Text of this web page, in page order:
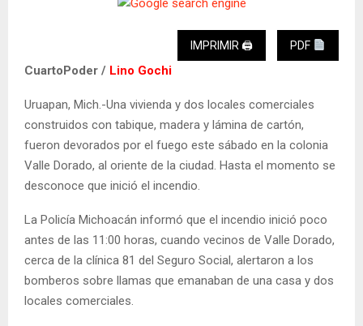
IMPRIMIR 🖨 PDF
CuartoPoder / Lino Gochi
Uruapan, Mich.-Una vivienda y dos locales comerciales
construidos con tabique, madera y lámina de cartón,
fueron devorados por el fuego este sábado en la colonia
Valle Dorado, al oriente de la ciudad. Hasta el momento se
desconoce que inició el incendio.
La Policía Michoacán informó que el incendio inició poco
antes de las 11:00 horas, cuando vecinos de Valle Dorado,
cerca de la clínica 81 del Seguro Social, alertaron a los
bomberos sobre llamas que emanaban de una casa y dos
locales comerciales.